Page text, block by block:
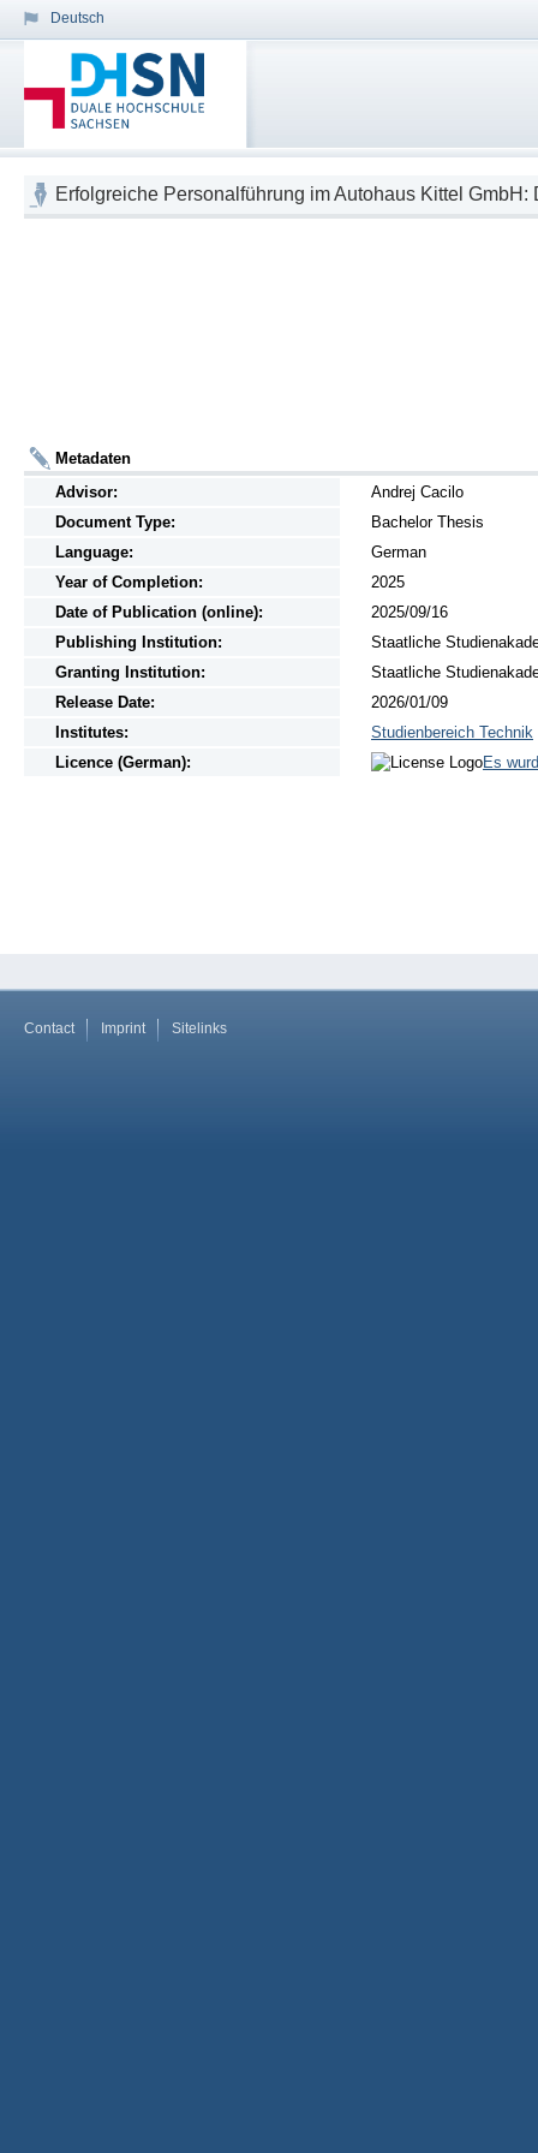
Deutsch
Erfolgreiche Personalführung im Autohaus Kittel
Metadaten
Advisor:
Andrej Cacilo
Document Type:
Bachelor Thesis
Language:
German
Year of Completion:
2025
Date of Publication (online):
2025/09/16
Publishing Institution:
Staatliche
Granting Institution:
Staatliche
Release Date:
2026/01/09
Institutes:
Studienbereich Technik
Licence (German):
Es
Contact Imprint Sitelinks